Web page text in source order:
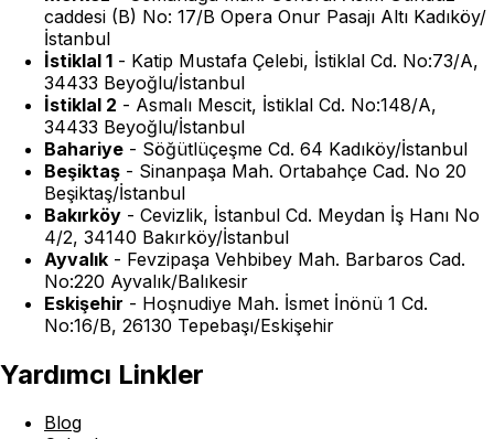
caddesi (B) No: 17/B Opera Onur Pasajı Altı Kadıköy/
İstanbul
İstiklal 1 - Katip Mustafa Çelebi, İstiklal Cd. No:73/A,
34433 Beyoğlu/İstanbul
İstiklal 2 - Asmalı Mescit, İstiklal Cd. No:148/A,
34433 Beyoğlu/İstanbul
Bahariye - Söğütlüçeşme Cd. 64 Kadıköy/İstanbul
Beşiktaş - Sinanpaşa Mah. Ortabahçe Cad. No 20
Beşiktaş/İstanbul
Bakırköy - Cevizlik, İstanbul Cd. Meydan İş Hanı No
4/2, 34140 Bakırköy/İstanbul
Ayvalık - Fevzipaşa Vehbibey Mah. Barbaros Cad.
No:220 Ayvalık/Balıkesir
Eskişehir - Hoşnudiye Mah. İsmet İnönü 1 Cd.
No:16/B, 26130 Tepebaşı/Eskişehir
Yardımcı Linkler
Blog